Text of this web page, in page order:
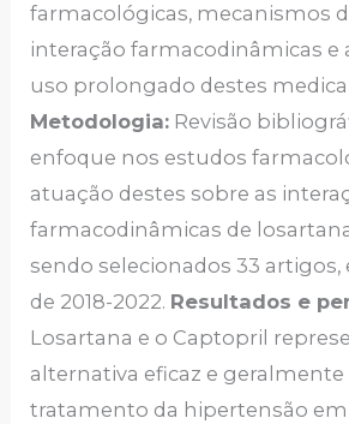
farmacológicas, mecanismos
interação farmacodinâmicas e
uso prolongado destes
Metodologia: Revisão
enfoque nos estudos
atuação destes sobre as
farmacodinâmicas de
sendo selecionados 33 artigos,
de 2018-2022. Resultados e
Losartana e o Captopril
alternativa eficaz e geralmente
tratamento da hipertensão em